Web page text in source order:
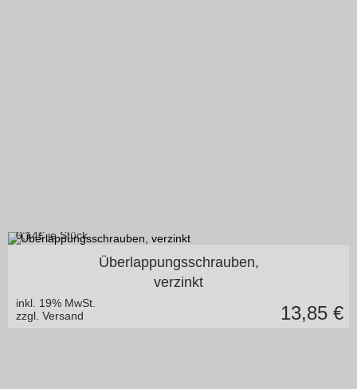
4,8 x 20 mm blank o. lackiert
0,14€ je Stück
Überlappungsschrauben,
verzinkt
inkl. 19% MwSt.
zzgl. Versand
13,85 €